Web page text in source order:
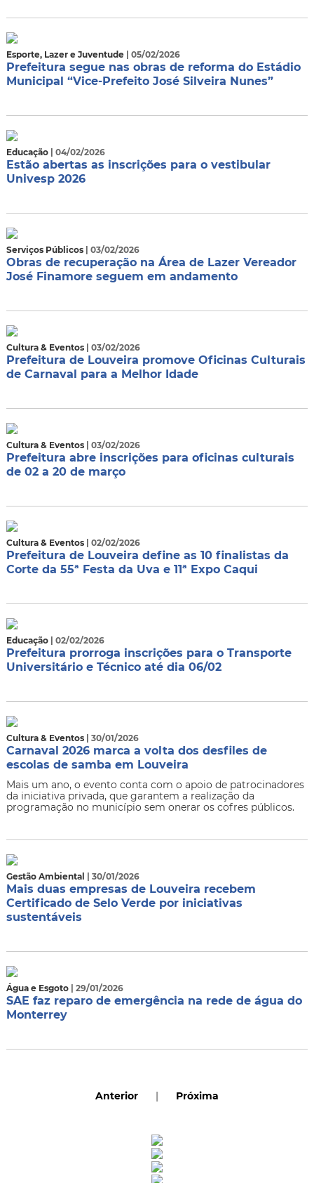
Esporte, Lazer e Juventude | 05/02/2026
Prefeitura segue nas obras de reforma do Estádio
Municipal “Vice-Prefeito José Silveira Nunes”
Educação | 04/02/2026
Estão abertas as inscrições para o vestibular
Univesp 2026
Serviços Públicos | 03/02/2026
Obras de recuperação na Área de Lazer Vereador
José Finamore seguem em andamento
Cultura & Eventos | 03/02/2026
Prefeitura de Louveira promove Oficinas Culturais
de Carnaval para a Melhor Idade
Cultura & Eventos | 03/02/2026
Prefeitura abre inscrições para oficinas culturais
de 02 a 20 de março
Cultura & Eventos | 02/02/2026
Prefeitura de Louveira define as 10 finalistas da
Corte da 55ª Festa da Uva e 11ª Expo Caqui
Educação | 02/02/2026
Prefeitura prorroga inscrições para o Transporte
Universitário e Técnico até dia 06/02
Cultura & Eventos | 30/01/2026
Carnaval 2026 marca a volta dos desfiles de
escolas de samba em Louveira
Mais um ano, o evento conta com o apoio de patrocinadores
da iniciativa privada, que garantem a realização da
programação no município sem onerar os cofres públicos.
Gestão Ambiental | 30/01/2026
Mais duas empresas de Louveira recebem
Certificado de Selo Verde por iniciativas
sustentáveis
Água e Esgoto | 29/01/2026
SAE faz reparo de emergência na rede de água do
Monterrey
Anterior | Próxima